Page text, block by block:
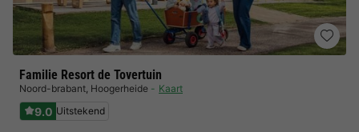
Familie Resort de Tovertuin
Noord-brabant, Hoogerheide Kaart
9.0 Uitstekend